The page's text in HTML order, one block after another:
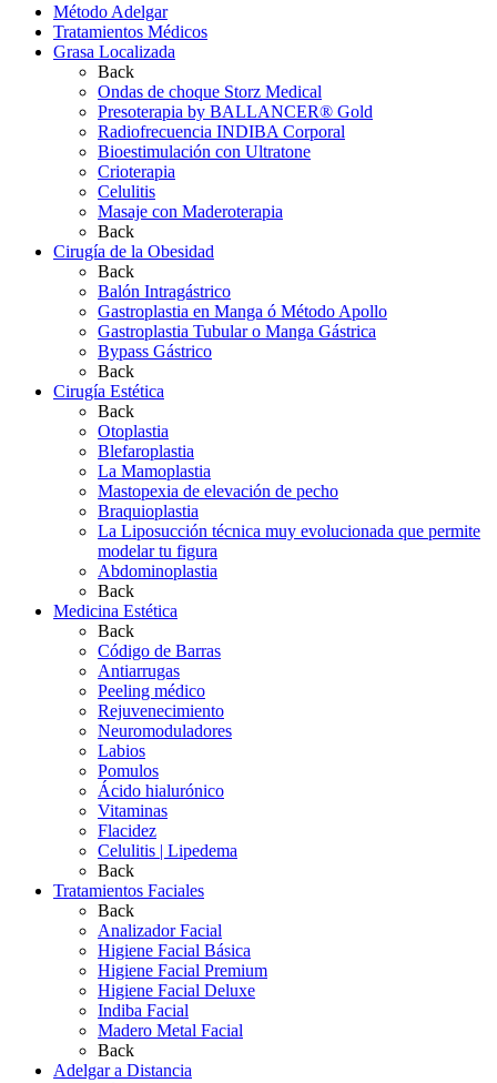
Método Adelgar
Tratamientos Médicos
Grasa Localizada
Back
Ondas de choque Storz Medical
Presoterapia by BALLANCER® Gold
Radiofrecuencia INDIBA Corporal
Bioestimulación con Ultratone
Crioterapia
Celulitis
Masaje con Maderoterapia
Back
Cirugía de la Obesidad
Back
Balón Intragástrico
Gastroplastia en Manga ó Método Apollo
Gastroplastia Tubular o Manga Gástrica
Bypass Gástrico
Back
Cirugía Estética
Back
Otoplastia
Blefaroplastia
La Mamoplastia
Mastopexia de elevación de pecho
Braquioplastia
La Liposucción técnica muy evolucionada que permite
modelar tu figura
Abdominoplastia
Back
Medicina Estética
Back
Código de Barras
Antiarrugas
Peeling médico
Rejuvenecimiento
Neuromoduladores
Labios
Pomulos
Ácido hialurónico
Vitaminas
Flacidez
Celulitis | Lipedema
Back
Tratamientos Faciales
Back
Analizador Facial
Higiene Facial Básica
Higiene Facial Premium
Higiene Facial Deluxe
Indiba Facial
Madero Metal Facial
Back
Adelgar a Distancia